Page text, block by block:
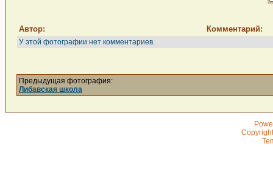
Автор: Комментарий:
У этой фотографии нет комментариев.
Предыдущая фотография:
Либавская школа